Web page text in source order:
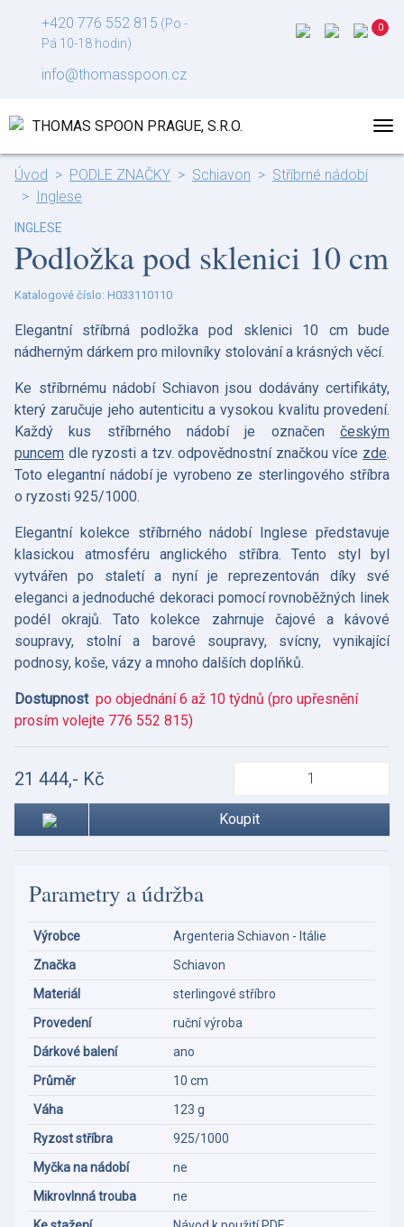
+420 776 552 815 (Po -
Pá 10-18 hodin)
info@thomasspoon.cz
Úvod PODLE ZNAČKY Schiavon
Stříbrné nádobí
Inglese
INGLESE
Podložka pod sklenici 10 cm
Katalogové číslo: H033110110
Elegantní stříbrná podložka pod sklenici 10 cm bude
nádherným dárkem pro milovníky stolování a krásných věcí.
Ke stříbrnému nádobí Schiavon jsou dodávány certifikáty,
který zaručuje jeho autenticitu a vysokou kvalitu provedení.
Každý kus stříbrného nádobí je označen českým
puncem dle ryzosti a tzv. odpovědnostní značkou více zde.
Toto elegantní nádobí je vyrobeno ze sterlingového stříbra
o ryzosti 925/1000.
Elegantní kolekce stříbrného nádobí Inglese představuje
klasickou atmosféru anglického stříbra. Tento styl byl
vytvářen po staletí a nyní je reprezentován díky své
eleganci a jednoduché dekoraci pomocí rovnoběžných linek
podél okrajů. Tato kolekce zahrnuje čajové a kávové
soupravy, stolní a barové soupravy, svícny, vynikající
podnosy, koše, vázy a mnoho dalších doplňků.
Dostupnost po objednání 6 až 10 týdnů (pro upřesnění
prosím volejte 776 552 815)
21 444,- Kč
Koupit
Parametry a údržba
Výrobce
Argenteria Schiavon - Itálie
Značka
Schiavon
Materiál
sterlingové stříbro
Provedení
ruční výroba
Dárkové balení
ano
Průměr
10 cm
Váha
123 g
Ryzost stříbra
925/1000
Myčka na nádobí
ne
Mikrovlnná trouba
ne